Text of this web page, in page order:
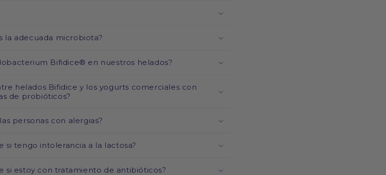
la adecuada microbiota?
Bifidice® en nuestros helados?
helados Bifidice y los yogurts comerciales con
de probióticos?
personas con alergias?
si tengo intolerancia a la lactosa?
si estoy con tratamiento de antibióticos?